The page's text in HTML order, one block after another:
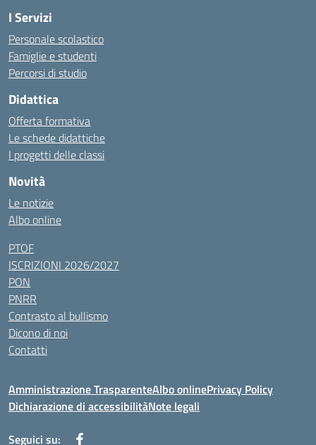
I Servizi
Personale scolastico
Famiglie e studenti
Percorsi di studio
Didattica
Offerta formativa
Le schede didattiche
I progetti delle classi
Novità
Le notizie
Albo online
PTOF
ISCRIZIONI 2026/2027
PON
PNRR
Contrasto al bullismo
Dicono di noi
Contatti
Amministrazione TrasparenteAlbo onlinePrivacy Policy
Dichiarazione di accessibilitàNote legali
Seguici su: